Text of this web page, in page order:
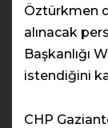
Öztürkmen
alınacak
Başkanlığı
istendiğini
CHP